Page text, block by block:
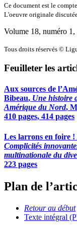
Ce document est le
L'oeuvre originale
Volume 18, numéro 1,
Tous droits réservés ©
Feuilleter les
Aux sources de
Bibeau, Une histoire
Amérique du Nord,
410 pages, 414 pages
Les larrons en foire !
Complicités
multinationale du
223 pages
Plan de
Retour au début
Texte intégral